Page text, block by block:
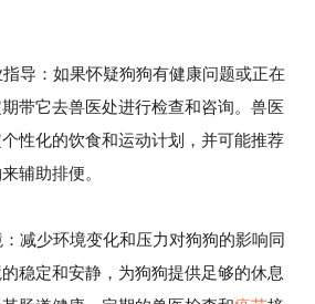
：如果怀疑狗狗有健康问题或正在
带它去兽医处进行检查和咨询。兽医
性化的饮食和运动计划，并可能推荐
辅助排便。
少环境变化和压力对狗狗的影响同
稳定和安静，为狗狗提供足够的休息